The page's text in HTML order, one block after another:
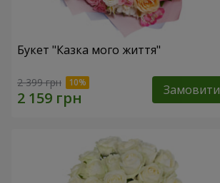
Букет "Казка мого життя"
2 399 грн Замовити